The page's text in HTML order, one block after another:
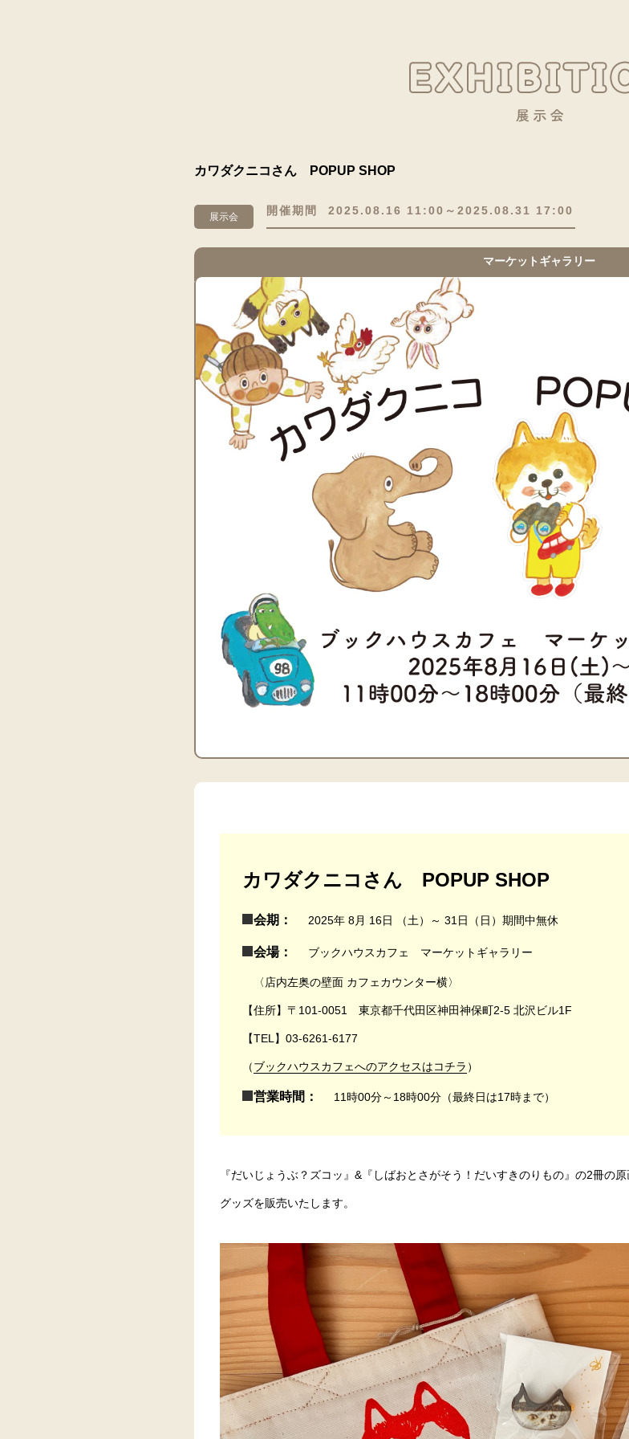
カワダクニコさん POPUP SHOP
展示会 開催期間 2025.08.16 11:00～2025.08.31 17:00
マーケットギャラリー
カワダクニコさん POPUP SHOP
会期： 2025年 8月 16日 （土）～ 31日（日）期間中無休
会場： ブックハウスカフェ マーケットギャラリー
〈店内左奥の壁面 カフェカウンター横〉
【住所】〒101-0051 東京都千代田区神田神保町2-5 北沢ビル1F
【TEL】03-6261-6177
（ブックハウスカフェへのアクセスはコチラ ）
営業時間： 11時00分～18時00分（最終日は17時まで）
『だいじょうぶ？ズコッ』&『しばおとさがそう！だいすきのりもの』の2冊の
グッズを販売いたします。